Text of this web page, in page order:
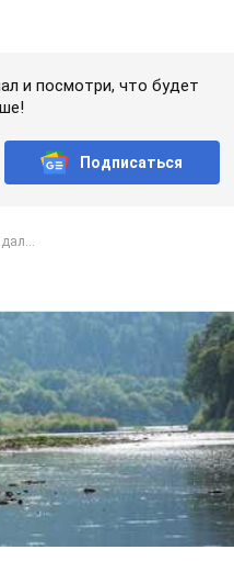
и посмотри, что будет
Подписаться